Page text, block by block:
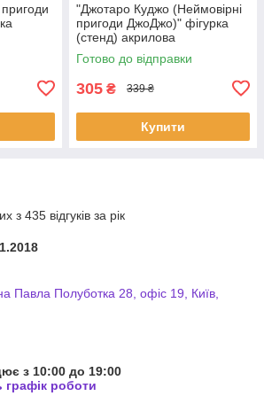
"Джотаро Куджо (Неймовірні
пригоди ДжоДжо)" фігурка
(стенд) акрилова
Готово до відправки
305 ₴ 339 ₴
Купити
з 435 відгуків за рік
Павла Полуботка 28, офіс 19, Київ,
з 10:00 до 19:00
графік роботи